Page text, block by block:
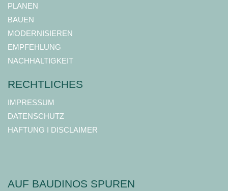
PLANEN
BAUEN
MODERNISIEREN
EMPFEHLUNG
NACHHALTIGKEIT
RECHTLICHES
IMPRESSUM
DATENSCHUTZ
HAFTUNG I DISCLAIMER
AUF BAUDINOS SPUREN